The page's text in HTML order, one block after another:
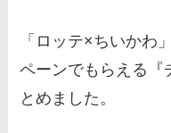
「ロッテ×ちいかわ
ペーンでもらえる『
とめました。